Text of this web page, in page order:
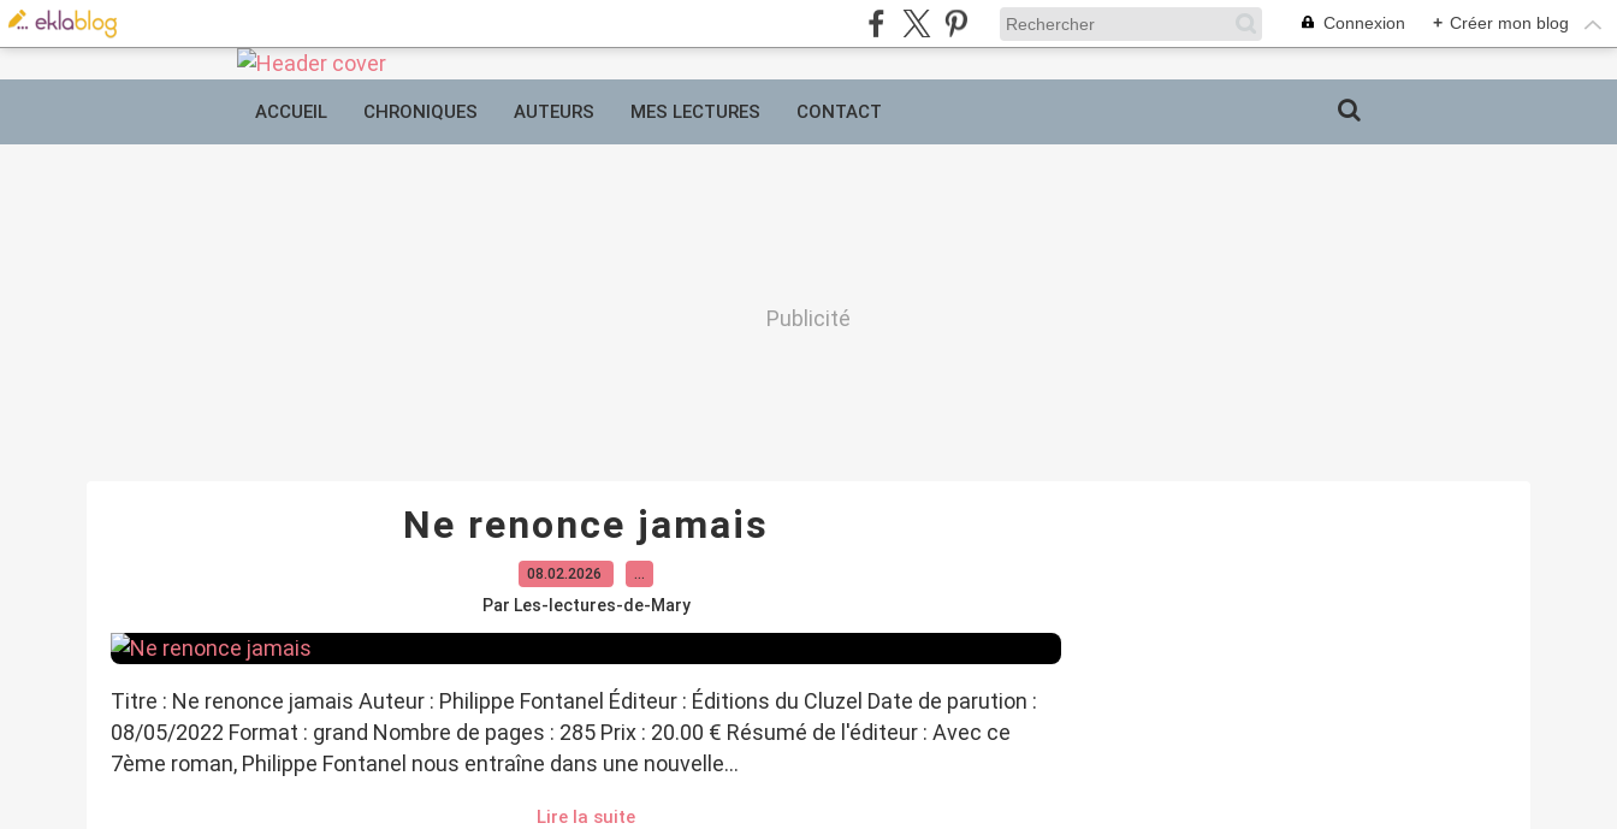
Connexion + Créer mon blog
ACCUEIL CHRONIQUES AUTEURS MES LECTURES CONTACT
Publicité
Ne renonce jamais
08.02.2026 …
Par Les-lectures-de-Mary
Titre : Ne renonce jamais Auteur : Philippe Fontanel Éditeur : Éditions du Cluzel Date de parution :
08/05/2022 Format : grand Nombre de pages : 285 Prix : 20.00 € Résumé de l'éditeur : Avec ce
7ème roman, Philippe Fontanel nous entraîne dans une nouvelle...
Lire la suite